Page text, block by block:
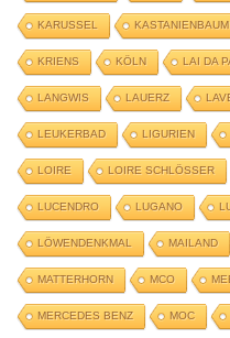
KARUSSEL KASTANIENBAUM
KRIENS KÖLN LAI DA
LANGWIS LAUERZ
LEUKERBAD LIGURIEN
LOIRE LOIRE SCHLÖSSER
LUCENDRO LUGANO
LÖWENDENKMAL MAILAND
MATTERHORN MCO
MERCEDES BENZ MOC